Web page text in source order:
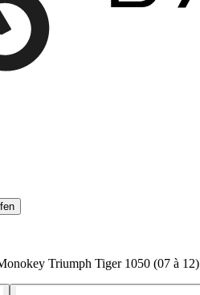
Triumph Tiger 1050 (07 à 12)